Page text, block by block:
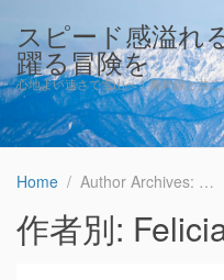
スピード感溢れ
躍る冒険を
心地よい速さで雪山へ！新幹線と共
Home Author Archives: Feliciano
作者別: